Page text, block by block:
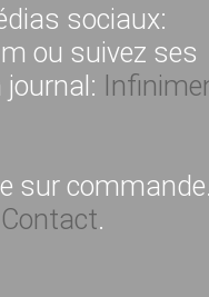
sociaux:
ou suivez ses
sur commande.
Contact.